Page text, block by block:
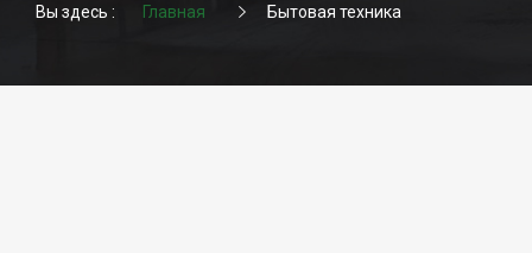
Вы здесь : Главная Бытовая техника